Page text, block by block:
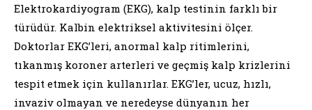
Elektrokardiyogram (EKG), kalp testinin farklı bir
türüdür. Kalbin elektriksel aktivitesini ölçer.
Doktorlar EKG’leri, anormal kalp ritimlerini,
tıkanmış koroner arterleri ve geçmiş kalp krizlerini
tespit etmek için kullanırlar. EKG’ler, ucuz, hızlı,
invaziv olmayan ve neredeyse dünyanın her